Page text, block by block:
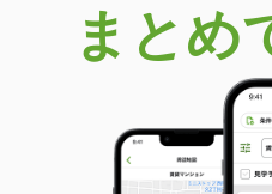
まとめ